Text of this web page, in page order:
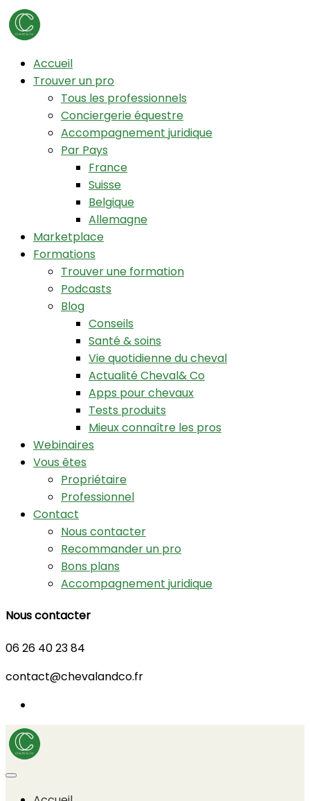
Accueil
Trouver un pro
Tous les professionnels
Conciergerie équestre
Accompagnement juridique
Par Pays
France
Suisse
Belgique
Allemagne
Marketplace
Formations
Trouver une formation
Podcasts
Blog
Conseils
Santé & soins
Vie quotidienne du cheval
Actualité Cheval& Co
Apps pour chevaux
Tests produits
Mieux connaître les pros
Webinaires
Vous êtes
Propriétaire
Professionnel
Contact
Nous contacter
Recommander un pro
Bons plans
Accompagnement juridique
Nous contacter
06 26 40 23 84
contact@chevalandco.fr